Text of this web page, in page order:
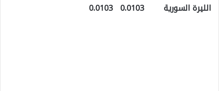
الليرة السورية 0.0103 0.0103